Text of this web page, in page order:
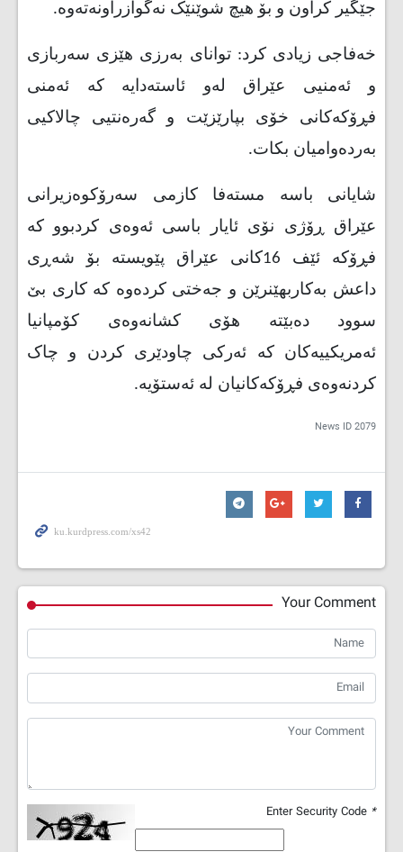
جێگیر کراون و بۆ هیچ شوێنێک نەگوازراونەتەوە.
خەفاجی زیادی کرد: توانای بەرزی هێزی سەربازی
و ئەمنیی عێراق لەو ئاستەدایە کە ئەمنی
فڕۆکەکانی خۆی بپارێزێت و گەرەنتیی چالاکیی
بەردەوامیان بکات.
شایانی باسە مستەفا کازمی سەرۆکوەزیرانی
عێراق ڕۆژی نۆی ئایار باسی ئەوەی کردبوو کە
فڕۆکە ئێف 16کانی عێراق پێویستە بۆ شەڕی
داعش بەکاربهێنرێن و جەختی کردەوە کە کاری بێ
سوود دەبێتە هۆی کشانەوەی کۆمپانیا
ئەمریکییەکان کە ئەرکی چاودێری کردن و چاک
کردنەوەی فڕۆکەکانیان لە ئەستۆیە.
News ID2079
Your Comment
*